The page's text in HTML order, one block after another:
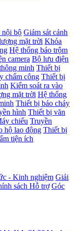
nội bộ Giám sát cảnh
mặt trời Khóa
Hệ thống báo trộm
camera Bộ lưu điện
minh Thiết bị
chấm công Thiết bị
Kiểm soát ra vào
mặt trời Hệ thống
Thiết bị báo cháy
hình Thiết bị văn
chiếu Truyền
hộ lao động Thiết bị
tiện ích
- Kinh nghiệm Giải
sách Hỗ trợ Góc